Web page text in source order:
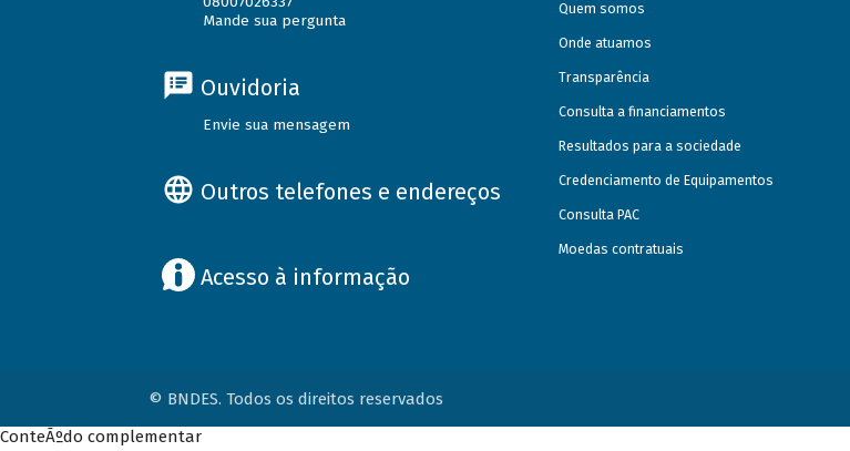
Mande sua pergunta
Ouvidoria
Envie sua mensagem
Outros telefones e endereços
Acesso à informação
Quem somos
Onde atuamos
Transparência
Consulta a financiamentos
Resultados para a sociedade
Credenciamento de Equipamentos
Consulta PAC
Moedas contratuais
© BNDES. Todos os direitos reservados
ConteÃºdo complementar